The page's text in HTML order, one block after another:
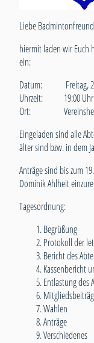
Liebe
hiermit laden wir Euch
ein:
Datum: Freitag,
Uhrzeit: 19:00 Uhr
Ort: Vereinsheim
Eingeladen sind alle
älter sind bzw. in dem
Anträge sind bis zum
Dominik Ahlheit
Tagesordnung:
Begrüßung
Protokoll der
Bericht des
Kassenbericht
Entlastung des
Wahlen
Anträge
Verschiedenes